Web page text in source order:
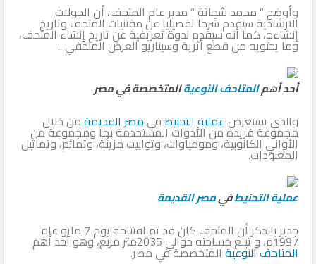
وأوضح ” محمد شحاتة ” مدير عام المتحف، أن الجولات
الارشادية ستقدم شرحا تفصيليا عن مقتنيات المتحف وتاريخ
إنشاءه، كما أنه سيقدم ندوة تعريفية عن تاريخ إنشاء المتحف،
وما يحتويه من قطع أثرية وسيناريو العرض المتحفي ..
أحد أهمالمتاحف النوعيةالمتخصصة في مصر
والذي يستعرضعملية التحنيطفيمصر القديمةمن خلال
مجموعة فريدة من الأدوات المستخدمة بها ومجموعة من
الأواني الكانوبية، ومومياوات، وتوابيت مزينة، وتمائم، وتماثيل
المعبودات.
عملية التحنيطفيمصر القديمة
جدير بالذكر أن المتحف كان قد تم افتتاحه يوم 7 مايو عام
1997م، و تبلع مساحته حوالي 2035متر مربع، وهو أحد أهم
المتاحف النوعيةالمتخصصة في مصر.